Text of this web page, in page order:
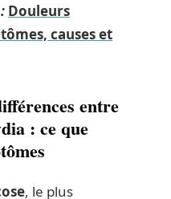
Douleurs
causes et
entre
: ce que
, le plus